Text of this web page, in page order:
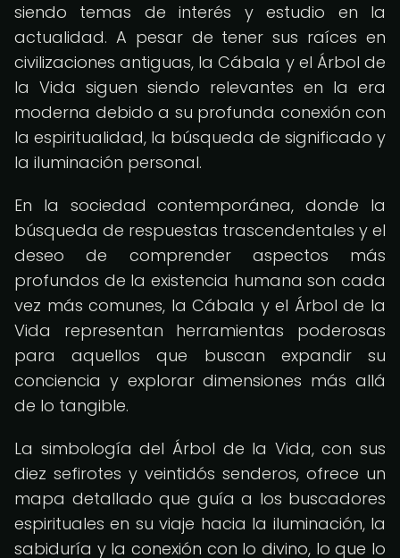
siendo temas de interés y estudio en la
actualidad. A pesar de tener sus raíces en
civilizaciones antiguas, la Cábala y el Árbol de
la Vida siguen siendo relevantes en la era
moderna debido a su profunda conexión con
la espiritualidad, la búsqueda de significado y
la iluminación personal.
En la sociedad contemporánea, donde la
búsqueda de respuestas trascendentales y el
deseo de comprender aspectos más
profundos de la existencia humana son cada
vez más comunes, la Cábala y el Árbol de la
Vida representan herramientas poderosas
para aquellos que buscan expandir su
conciencia y explorar dimensiones más allá
de lo tangible.
La simbología del Árbol de la Vida, con sus
diez sefirotes y veintidós senderos, ofrece un
mapa detallado que guía a los buscadores
espirituales en su viaje hacia la iluminación, la
sabiduría y la conexión con lo divino, lo que lo